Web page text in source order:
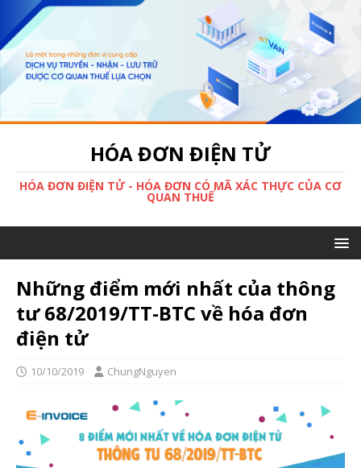
HÓA ĐƠN ĐIỆN TỬ
HÓA ĐƠN ĐIỆN TỬ - HÓA ĐƠN CÓ MÃ XÁC THỰC CỦA CƠ
QUAN THUẾ
Những điểm mới nhất của thông
tư 68/2019/TT-BTC về hóa đơn
điện tử
10/10/2019 ChungNguyen